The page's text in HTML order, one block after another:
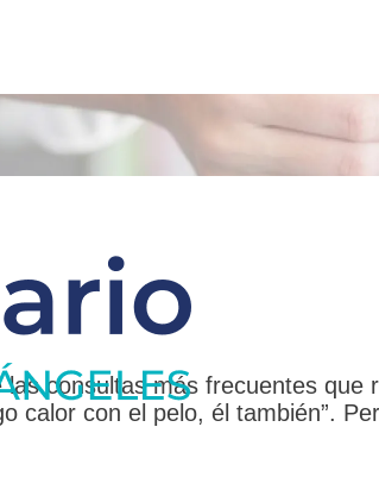
consultas más frecuentes
calor con el pelo, él también”.